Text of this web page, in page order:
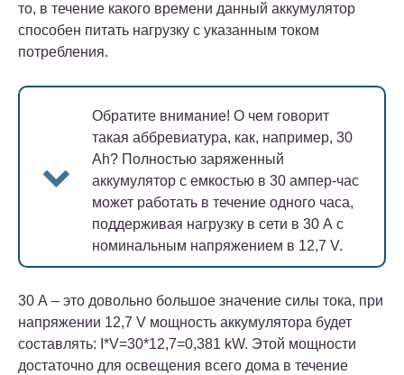
то, в течение какого времени данный аккумулятор
способен питать нагрузку с указанным током
потребления.
Обратите внимание! О чем говорит
такая аббревиатура, как, например, 30
Ah? Полностью заряженный
аккумулятор с емкостью в 30 ампер-час
может работать в течение одного часа,
поддерживая нагрузку в сети в 30 А с
номинальным напряжением в 12,7 V.
30 А – это довольно большое значение силы тока, при
напряжении 12,7 V мощность аккумулятора будет
составлять: I*V=30*12,7=0,381 kW. Этой мощности
достаточно для освещения всего дома в течение